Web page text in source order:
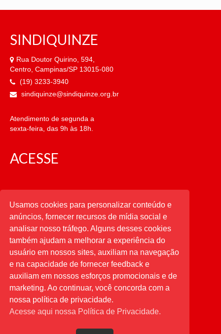
SINDIQUINZE
Rua Doutor Quirino, 594,
Centro, Campinas/SP 13015-080
(19) 3233-3940
sindiquinze@sindiquinze.org.br
Atendimento de segunda a
sexta-feira, das 9h às 18h.
ACESSE
CATEGORIAS
CATEGORIAS
PESQUISAR
Buscar
por:
Usamos cookies para personalizar conteúdo e
anúncios, fornecer recursos de mídia social e
analisar nosso tráfego. Alguns desses cookies
também ajudam a melhorar a experiência do
usuário em nossos sites, auxiliam na navegação
e na capacidade de fornecer feedback e
auxiliam em nossos esforços promocionais e de
marketing. Ao continuar, você concorda com a
nossa política de privacidade.
Acesse aqui nossa Política de Privacidade.